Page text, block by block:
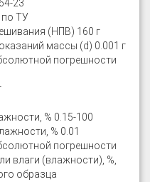
23
ТУ
(НПВ) 160 г
массы (d) 0.001 г
погрешности
% 0.15-100
% 0.01
погрешности
влаги (влажности), %,
образца